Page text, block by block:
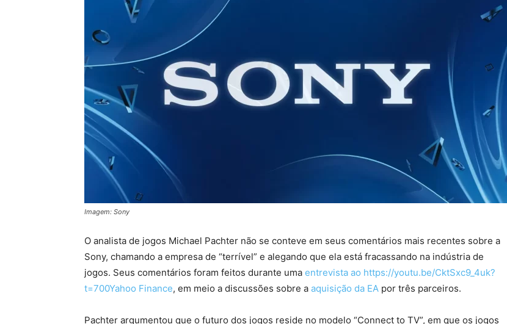
Imagem: Sony
O analista de jogos Michael Pachter não se conteve em seus comentários mais recentes sobre a
Sony, chamando a empresa de “terrível” e alegando que ela está fracassando na indústria de
jogos. Seus comentários foram feitos durante uma entrevista ao https://youtu.be/CktSxc9_4uk?
t=700Yahoo Finance, em meio a discussões sobre a aquisição da EA por três parceiros.
Pachter argumentou que o futuro dos jogos reside no modelo “Connect to TV”, em que os jogos